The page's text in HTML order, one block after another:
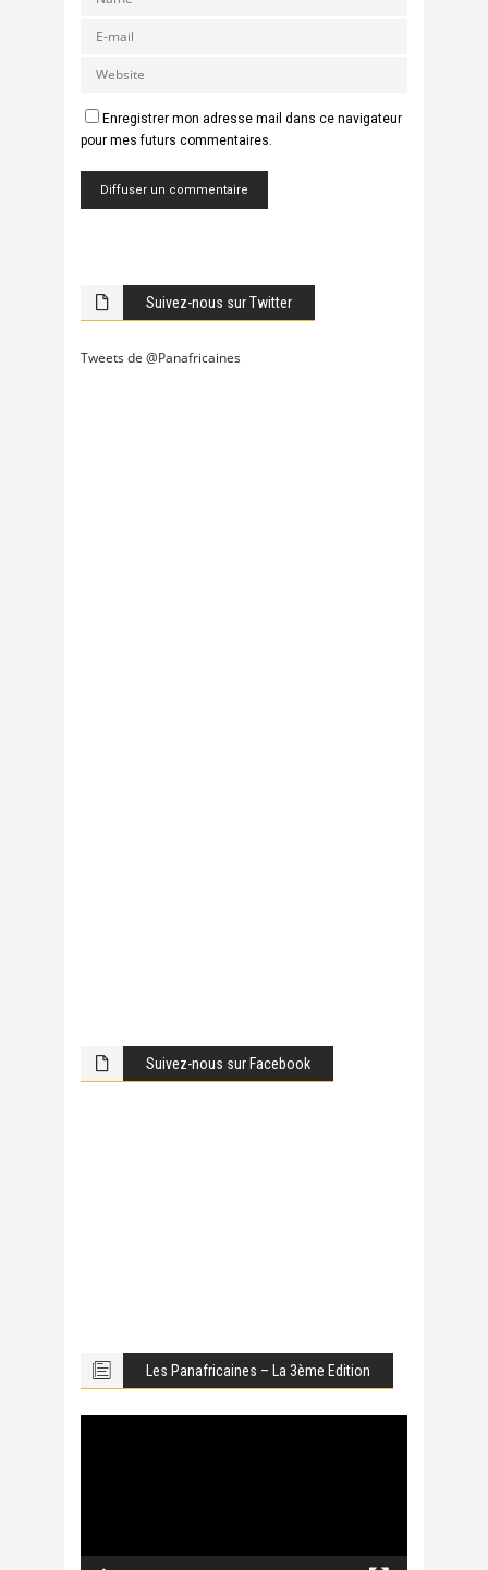
Enregistrer mon adresse mail dans ce navigateur
pour mes futurs commentaires.
Suivez-nous sur Twitter
Tweets de @Panafricaines
Suivez-nous sur Facebook
Les Panafricaines – La 3ème Edition